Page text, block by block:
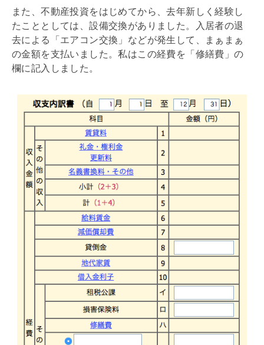
また、不動産投資をはじめてから、去年新しく経験し
たこととしては、設備交換がありました。入居者の退
去による「エアコン交換」などが発生して、まぁまぁ
の金額を支払いました。私はこの経費を「修繕費」の
欄に記入しました。